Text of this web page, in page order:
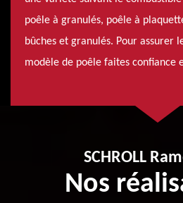
poêle à granulés, poêle à
bûches et granulés. Pour assurer
modèle de poêle faites confiance
SCHROLL
Nos